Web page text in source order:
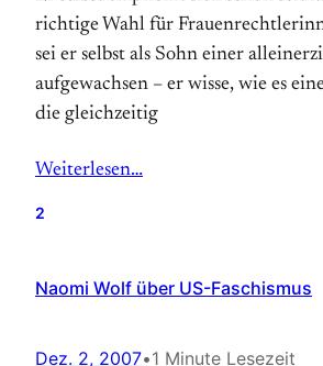
richtige Wahl für
sei er selbst als Sohn einer
aufgewachsen – er wisse, wie es
die gleichzeitig
Weiterlesen…
2
Naomi Wolf über US-Faschismus
Dez. 2, 2007•1 Minute Lesezeit